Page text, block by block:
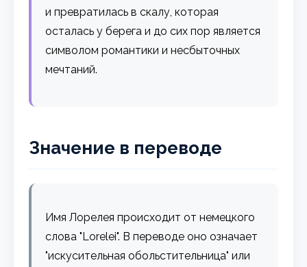
и превратилась в скалу, которая
осталась у берега и до сих пор является
символом романтики и несбыточных
мечтаний.
Значение в переводе
Имя Лорелея происходит от немецкого
слова "Lorelei". В переводе оно означает
"искусительная обольстительница" или